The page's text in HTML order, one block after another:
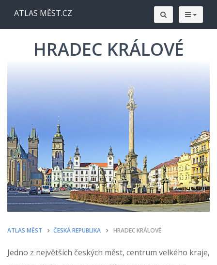
ATLAS MĚST.CZ
HRADEC KRÁLOVÉ
ATLAS MĚST ČESKÁ REPUBLIKA HRADEC KRÁLOVÉ
Jedno z největších českých měst, centrum velkého kraje,